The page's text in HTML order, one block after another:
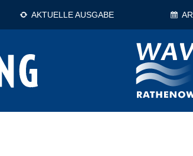
AKTUELLE AUSGABE